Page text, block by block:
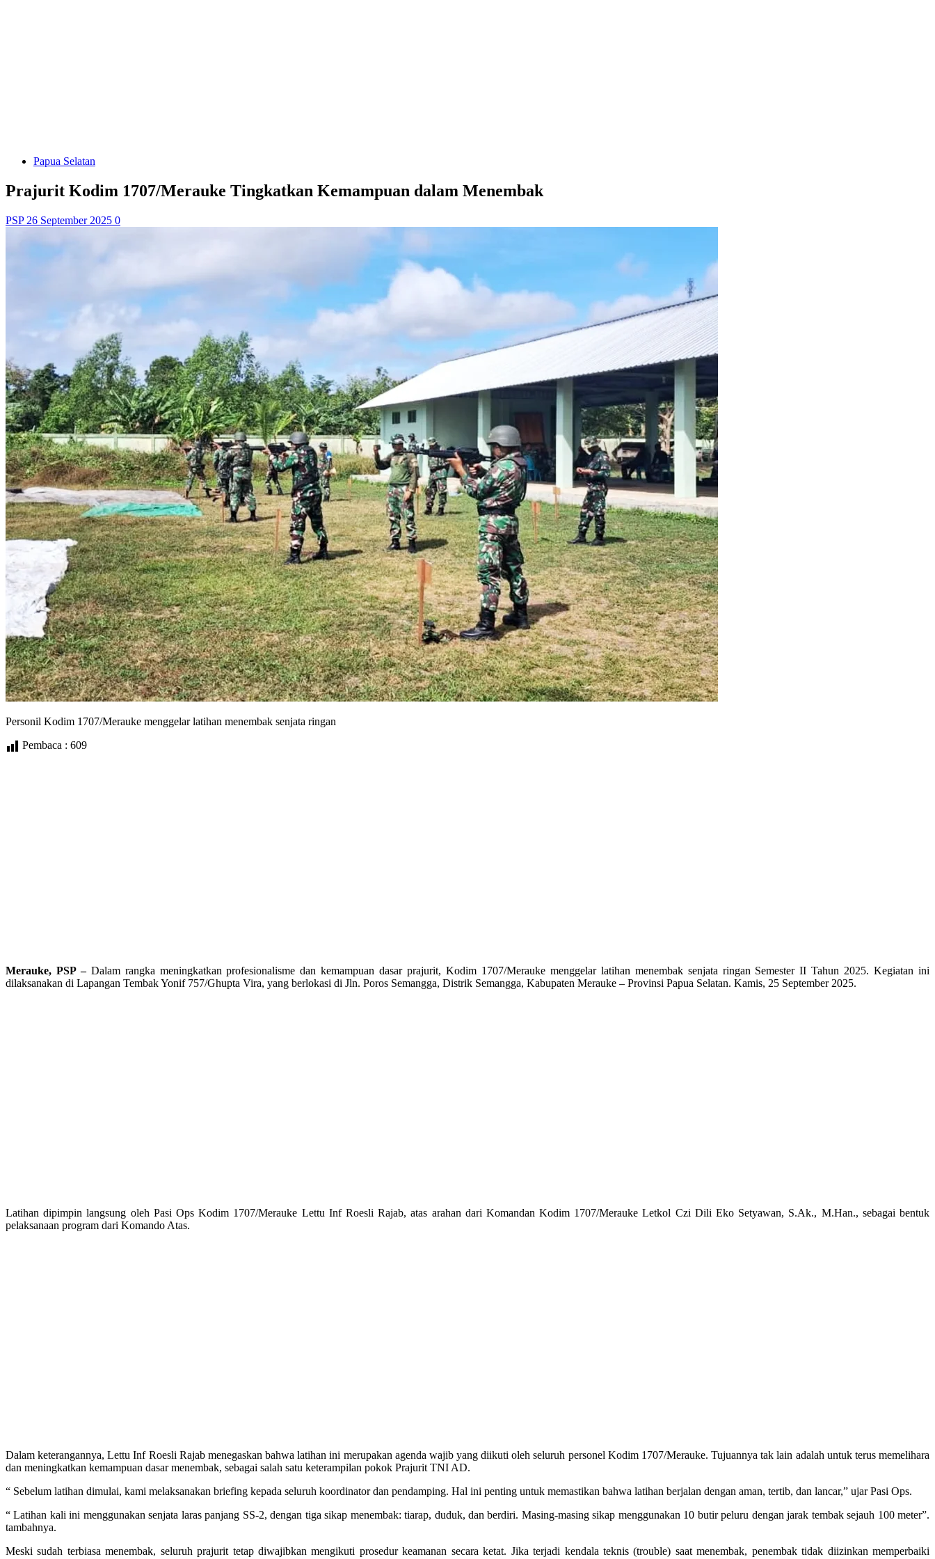
Papua Selatan
Prajurit Kodim 1707/Merauke Tingkatkan Kemampuan dalam Menembak
PSP 26 September 2025 0
Personil Kodim 1707/Merauke menggelar latihan menembak senjata ringan
Pembaca : 609
Merauke, PSP – Dalam rangka meningkatkan profesionalisme dan kemampuan dasar prajurit, Kodim 1707/Merauke menggelar latihan menembak senjata ringan Semester II Tahun 2025. Kegiatan ini
dilaksanakan di Lapangan Tembak Yonif 757/Ghupta Vira, yang berlokasi di Jln. Poros Semangga, Distrik Semangga, Kabupaten Merauke – Provinsi Papua Selatan. Kamis, 25 September 2025.
Latihan dipimpin langsung oleh Pasi Ops Kodim 1707/Merauke Lettu Inf Roesli Rajab, atas arahan dari Komandan Kodim 1707/Merauke Letkol Czi Dili Eko Setyawan, S.Ak., M.Han., sebagai bentuk
pelaksanaan program dari Komando Atas.
Dalam keterangannya, Lettu Inf Roesli Rajab menegaskan bahwa latihan ini merupakan agenda wajib yang diikuti oleh seluruh personel Kodim 1707/Merauke. Tujuannya tak lain adalah untuk terus memelihara
dan meningkatkan kemampuan dasar menembak, sebagai salah satu keterampilan pokok Prajurit TNI AD.
“ Sebelum latihan dimulai, kami melaksanakan briefing kepada seluruh koordinator dan pendamping. Hal ini penting untuk memastikan bahwa latihan berjalan dengan aman, tertib, dan lancar,” ujar Pasi Ops.
“ Latihan kali ini menggunakan senjata laras panjang SS-2, dengan tiga sikap menembak: tiarap, duduk, dan berdiri. Masing-masing sikap menggunakan 10 butir peluru dengan jarak tembak sejauh 100 meter”.
tambahnya.
Meski sudah terbiasa menembak, seluruh prajurit tetap diwajibkan mengikuti prosedur keamanan secara ketat. Jika terjadi kendala teknis (trouble) saat menembak, penembak tidak diizinkan memperbaiki